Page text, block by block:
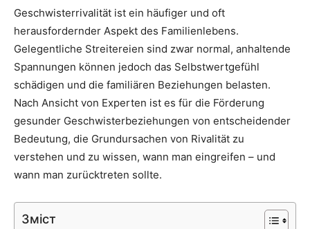
Geschwisterrivalität ist ein häufiger und oft
herausfordernder Aspekt des Familienlebens.
Gelegentliche Streitereien sind zwar normal, anhaltende
Spannungen können jedoch das Selbstwertgefühl
schädigen und die familiären Beziehungen belasten.
Nach Ansicht von Experten ist es für die Förderung
gesunder Geschwisterbeziehungen von entscheidender
Bedeutung, die Grundursachen von Rivalität zu
verstehen und zu wissen, wann man eingreifen – und
wann man zurücktreten sollte.
Зміст